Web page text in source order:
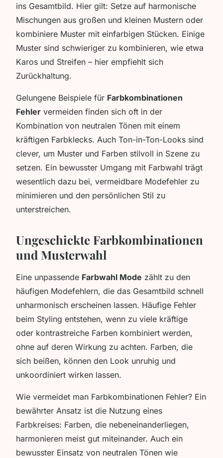
ins Gesamtbild. Hier gilt: Setze auf harmonische
Mischungen aus großen und kleinen Mustern oder
kombiniere Muster mit einfarbigen Stücken. Einige
Muster sind schwieriger zu kombinieren, wie etwa
Karos und Streifen – hier empfiehlt sich
Zurückhaltung.
Gelungene Beispiele für Farbkombinationen
Fehler vermeiden finden sich oft in der
Kombination von neutralen Tönen mit einem
kräftigen Farbklecks. Auch Ton-in-Ton-Looks sind
clever, um Muster und Farben stilvoll in Szene zu
setzen. Ein bewusster Umgang mit Farbwahl trägt
wesentlich dazu bei, vermeidbare Modefehler zu
minimieren und den persönlichen Stil zu
unterstreichen.
Ungeschickte Farbkombinationen
und Musterwahl
Eine unpassende Farbwahl Mode zählt zu den
häufigen Modefehlern, die das Gesamtbild schnell
unharmonisch erscheinen lassen. Häufige Fehler
beim Styling entstehen, wenn zu viele kräftige
oder kontrastreiche Farben kombiniert werden,
ohne auf deren Wirkung zu achten. Farben, die
sich beißen, können den Look unruhig und
unkoordiniert wirken lassen.
Wie vermeidet man Farbkombinationen Fehler? Ein
bewährter Ansatz ist die Nutzung eines
Farbkreises: Farben, die nebeneinanderliegen,
harmonieren meist gut miteinander. Auch ein
bewusster Einsatz von neutralen Tönen wie